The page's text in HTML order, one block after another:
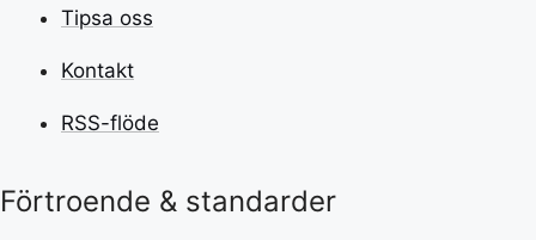
Tipsa oss
Kontakt
RSS-flöde
Förtroende & standarder